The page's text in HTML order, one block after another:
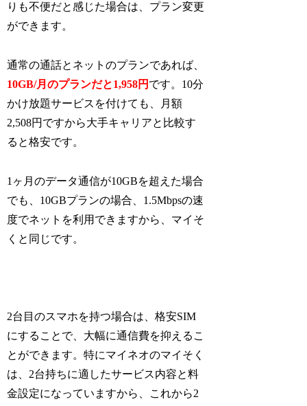
りも不便だと感じた場合は、プラン変更
ができます。
通常の通話とネットのプランであれば、
10GB/月のプランだと1,958円 です。10分
かけ放題サービスを付けても、月額
2,508円ですから大手キャリアと比較す
ると格安です。
1ヶ月のデータ通信が10GBを超えた場合
でも、10GBプランの場合、1.5Mbpsの速
度でネットを利用できますから、マイそ
くと同じです。
2台目のスマホを持つ場合は、格安SIM
にすることで、大幅に通信費を抑えるこ
とができます。特にマイネオのマイそく
は、2台持ちに適したサービス内容と料
金設定になっていますから、これから2